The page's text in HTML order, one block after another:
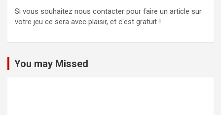
Si vous souhaitez nous contacter pour faire un article sur
votre jeu ce sera avec plaisir, et c'est gratuit !
You may Missed